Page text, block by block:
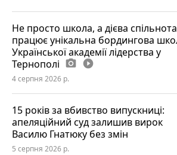
Не просто школа, а дієва
працює унікальна бордингова
Української академії лідерства у
Тернополі photo_camera play_circle_filled
4 серпня 2026 р.
15 років за вбивство випускниці:
апеляційний суд залишив вирок
Василю Гнатюку без змін
5 серпня 2026 р.